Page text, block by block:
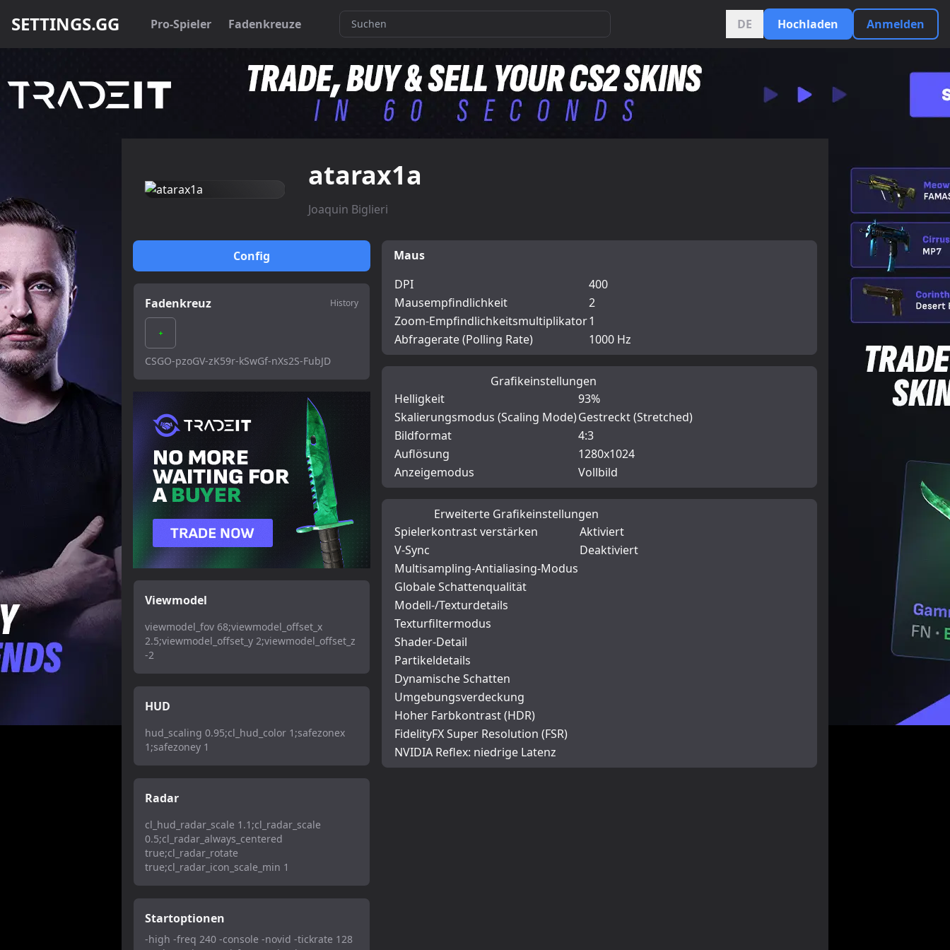
SETTINGS.GG Pro-Spieler Fadenkreuze DE Hochladen Anmelden
atarax1a
Joaquin Biglieri
Config
Fadenkreuz History
CSGO-pzoGV-zK59r-kSwGf-nXs2S-FubJD
Viewmodel
viewmodel_fov 68;viewmodel_offset_x
2.5;viewmodel_offset_y 2;viewmodel_offset_z
-2
HUD
hud_scaling 0.95;cl_hud_color 1;safezonex
1;safezoney 1
Radar
cl_hud_radar_scale 1.1;cl_radar_scale
0.5;cl_radar_always_centered
true;cl_radar_rotate
true;cl_radar_icon_scale_min 1
Startoptionen
-high -freq 240 -console -novid -tickrate 128
Maus
DPI
400
Mausempfindlichkeit
2
Zoom-Empfindlichkeitsmultiplikator1
Abfragerate (Polling Rate)
1000 Hz
Grafikeinstellungen
Helligkeit
93%
Skalierungsmodus (Scaling Mode)Gestreckt (Stretched)
Bildformat
4:3
Auflösung
1280x1024
Anzeigemodus
Vollbild
Erweiterte Grafikeinstellungen
Spielerkontrast verstärken
Aktiviert
V-Sync
Deaktiviert
Multisampling-Antialiasing-Modus
Globale Schattenqualität
Modell-/Texturdetails
Texturfiltermodus
Shader-Detail
Partikeldetails
Dynamische Schatten
Umgebungsverdeckung
Hoher Farbkontrast (HDR)
FidelityFX Super Resolution (FSR)
NVIDIA Reflex: niedrige Latenz